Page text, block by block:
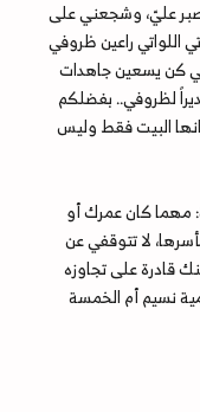
عليّ، وشجعني على
اللواتي راعين ظروفي
كن يسعين جاهدات
لظروفي.. بفضلكم
البيت فقط وليس
مهما كان عمرك أو
لا تتوقفي عن
قادرة على تجاوزه
نسيم أم الخمسة